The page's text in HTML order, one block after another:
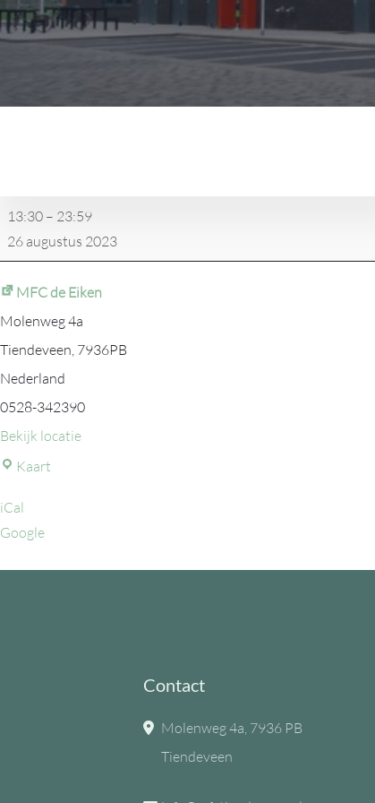
scootertocht/
Feestavond
13:30 – 23:59
26 augustus 2023
MFC de Eiken
Molenweg 4a
Tiendeveen, 7936PB
Nederland
0528-342390
Bekijk locatie
Kaart
iCal
Google
Contact
Molenweg 4a, 7936 PB
Tiendeveen